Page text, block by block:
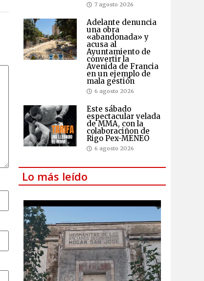
7 agosto 2026
Adelante denuncia
una obra
«abandonada» y
acusa al
Ayuntamiento de
convertir la
Avenida de Francia
en un ejemplo de
mala gestión
6 agosto 2026
Este sábado
espectacular velada
de MMA, con la
colaboraciñon de
Rigo Pex-MENEO
6 agosto 2026
Lo más leído